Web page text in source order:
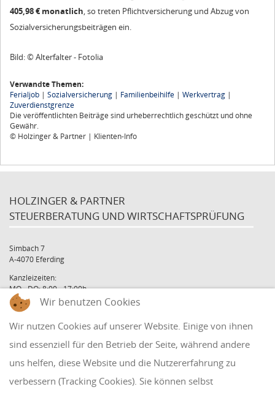
405,98 € monatlich, so treten Pflichtversicherung und Abzug von
Sozialversicherungsbeiträgen ein.
Bild: © Alterfalter - Fotolia
Verwandte Themen:
Ferialjob | Sozialversicherung | Familienbeihilfe | Werkvertrag |
Zuverdienstgrenze
Die veröffentlichten Beiträge sind urheberrechtlich geschützt und ohne
Gewähr.
© Holzinger & Partner | Klienten-Info
HOLZINGER & PARTNER
STEUERBERATUNG UND WIRTSCHAFTSPRÜFUNG
Simbach 7
A-4070 Eferding
Kanzleizeiten:
MO - DO: 8:00 - 17:00h
FR: 8:00 - 12:00h
Tel: +43 7272 39 79 - 0
Fax: +43 7272 39 79 - 9
QUICKLINKS
Wir benutzen Cookies
Wir nutzen Cookies auf unserer Website. Einige von ihnen
sind essenziell für den Betrieb der Seite, während andere
uns helfen, diese Website und die Nutzererfahrung zu
verbessern (Tracking Cookies). Sie können selbst